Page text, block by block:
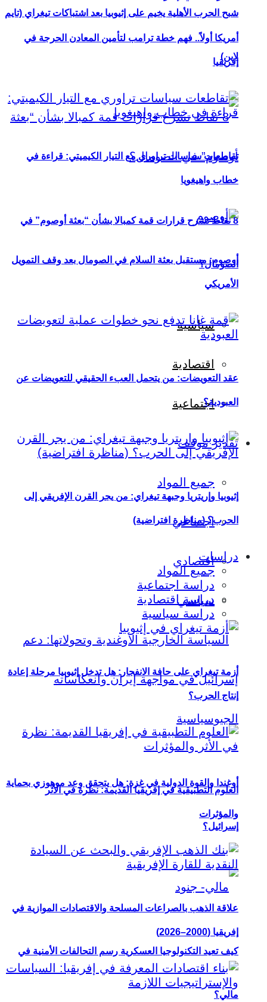
شبح الحرب الأهلية يخيم على إثيوبيا بعد اشتباكات تيغراي (تايم
لاين)
8 نقاط تشرح قرارات قمة كمبالا بشأن “بعثة أوصوم” في
الصومال؟
سياسية
اقتصادية
اجتماعية
تقدير موقف
جميع المواد
اجتماعي
اقتصادي
سياسي
أوغندا والقوة الدولية في غزة: هل يتحقق وعد موهوزي بحماية
إسرائيل؟
كيف تعيد التكنولوجيا العسكرية رسم التحالفات الأمنية في
مالي؟
أمريكا أولاً.. فهم خطة ترامب لتأمين المعادن الحرجة في
إفريقيا
تقاطعات سياسات تراوري مع التيار الكيميتي: قراءة في
خطاب واهيغويا
أوصوم: مستقبل بعثة السلام في الصومال بعد وقف التمويل
الأمريكي
عقد التعويضات: من يتحمل العبء الحقيقي للتعويضات عن
العبودية؟
إثيوبيا وإريتريا وجبهة تيغراي: من يجر القرن الإفريقي إلى
الحرب؟ (مناظرة افتراضية)
دراسات
جميع المواد
دراسة اجتماعية
دراسة اقتصادية
دراسة سياسية
أزمة تيغراي على حافة الانفجار: هل تدخل إثيوبيا مرحلة إعادة
إنتاج الحرب؟
العلوم التطبيقية في إفريقيا القديمة: نظرة في الأثر
والمؤثرات
علاقة الذهب بالصراعات المسلحة والاقتصادات الموازية في
إفريقيا (2000–2026)